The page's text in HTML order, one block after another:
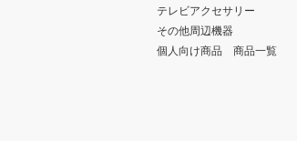
テレビアクセサリー
その他周辺機器
個人向け商品 商品一覧